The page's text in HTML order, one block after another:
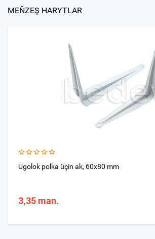
MEŇZEŞ HARYTLAR
Ugolok polka üçin ak, 60х80 mm
3,35 man.